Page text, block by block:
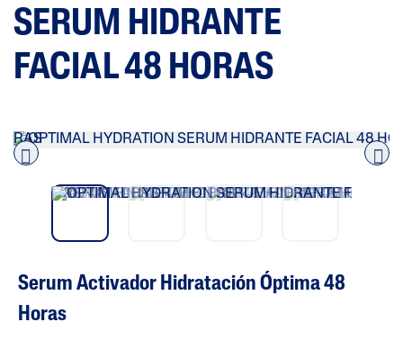
SERUM HIDRANTE
FACIAL 48 HORAS
Serum Activador Hidratación Óptima 48
Horas